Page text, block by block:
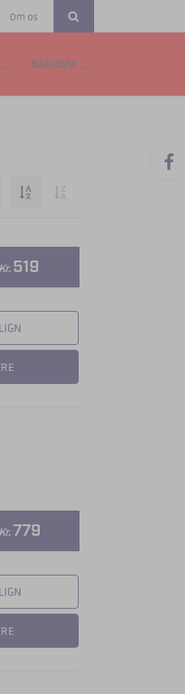
Om os
Bådudstyr
Kr. 519
Kr.779